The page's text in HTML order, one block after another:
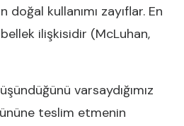
kullanımı zayıflar. En
ilişkisidir (McLuhan,
varsaydığımız
teslim etmenin